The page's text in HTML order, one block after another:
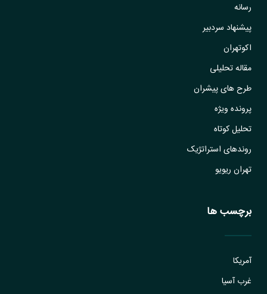
رسانه
پیشنهاد سردبیر
اکوتهران
مقاله تحلیلی
طرح های پیشران
پرونده ویژه
تحلیل کوتاه
روندهای استراتژیک
تهران ریویو
برچسب ها
آمریکا
غرب آسیا